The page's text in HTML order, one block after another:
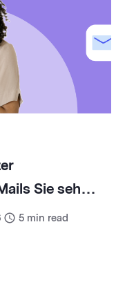
Sie sehen
5 min read